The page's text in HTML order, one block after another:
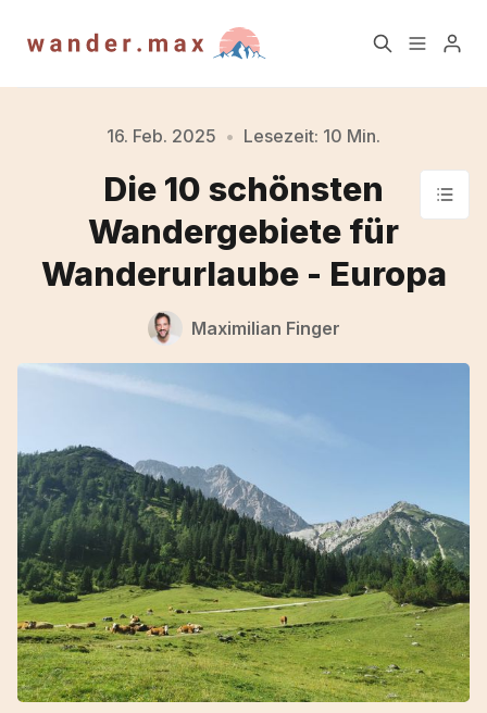
Newsletter Über mich
TrailAktuell Newsletter
Blog Archiv
Account
Bitte gebe mindestens 3 Zeichen ein
16. Feb. 2025 • Lesezeit: 10 Min.
Die 10 schönsten
Wandergebiete für
Wanderurlaube - Europa
Maximilian Finger